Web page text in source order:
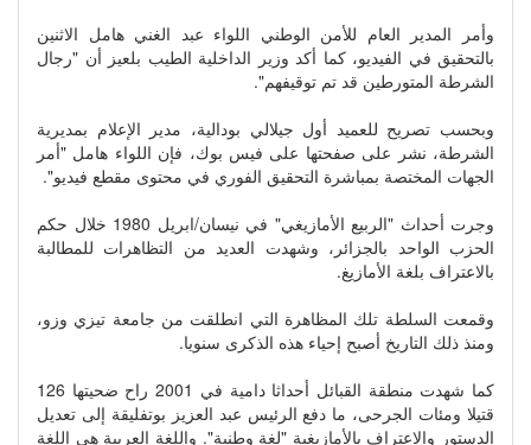
وأمر المدير العام للأمن الوطني اللواء عبد الغني هامل الاثنين
بالتحقيق في الفيديو، كما أكد وزير الداخلية الطيب بلعيز أن "رجال
الشرطة المتورطين قد تم توقيفهم".
وبحسب تصريح للعميد أول جيلالي بودالية، مدير الإعلام بمديرية
الشرطة، نشر على صفحتها على فيس بوك، فإن اللواء هامل "أمر
الجهات المختصة بمباشرة التحقيق الفوري في محتوى مقطع فيديو".
وجرت أحداث "الربيع الأمازيغي" في نيسان/ابريل 1980 خلال حكم
الحزب الواحد بالجزائر، وشهدت العديد من التظاهرات للمطالبة
بالاعتراف بلغة الأمازيغ.
وقمعت السلطة تلك المظاهرة التي انطلقت من جامعة تيزي وزو،
ومنذ ذلك التاريخ أصبح إحياء هذه الذكرى سنويا.
كما شهدت منطقة القبائل أحداثا دامية في 2001 راح ضحيتها 126
قتيلا ومئات الجرحى، ما دفع الرئيس عبد العزيز بوتفليقة إلى تعديل
الدستور والاعتراف بالأمازيغية "لغة وطنية". واللغة العربية هي اللغة